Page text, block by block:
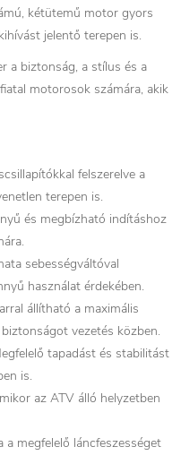
kétütemű motor gyors
jelentő terepen is.
a biztonság, a stílus és a
motorosok számára, akik
felszerelve a
terepen is.
és megbízható indításhoz
sebességváltóval
használat érdekében.
állítható a maximális
vezetés közben.
tapadást és stabilitást
is.
az ATV álló helyzetben
megfelelő láncfeszességet